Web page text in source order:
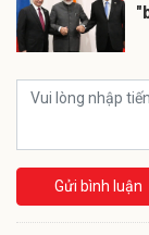
Gửi bình luận